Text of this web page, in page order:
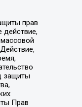
прав
защиты
Прав